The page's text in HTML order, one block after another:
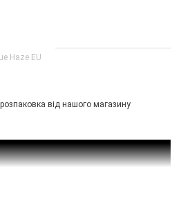
Haze EU
від нашого магазину